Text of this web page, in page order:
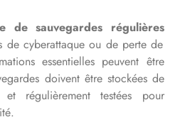
de sauvegardes régulières
de cyberattaque ou de perte de
essentielles peuvent être
doivent être stockées de
et régulièrement testées pour